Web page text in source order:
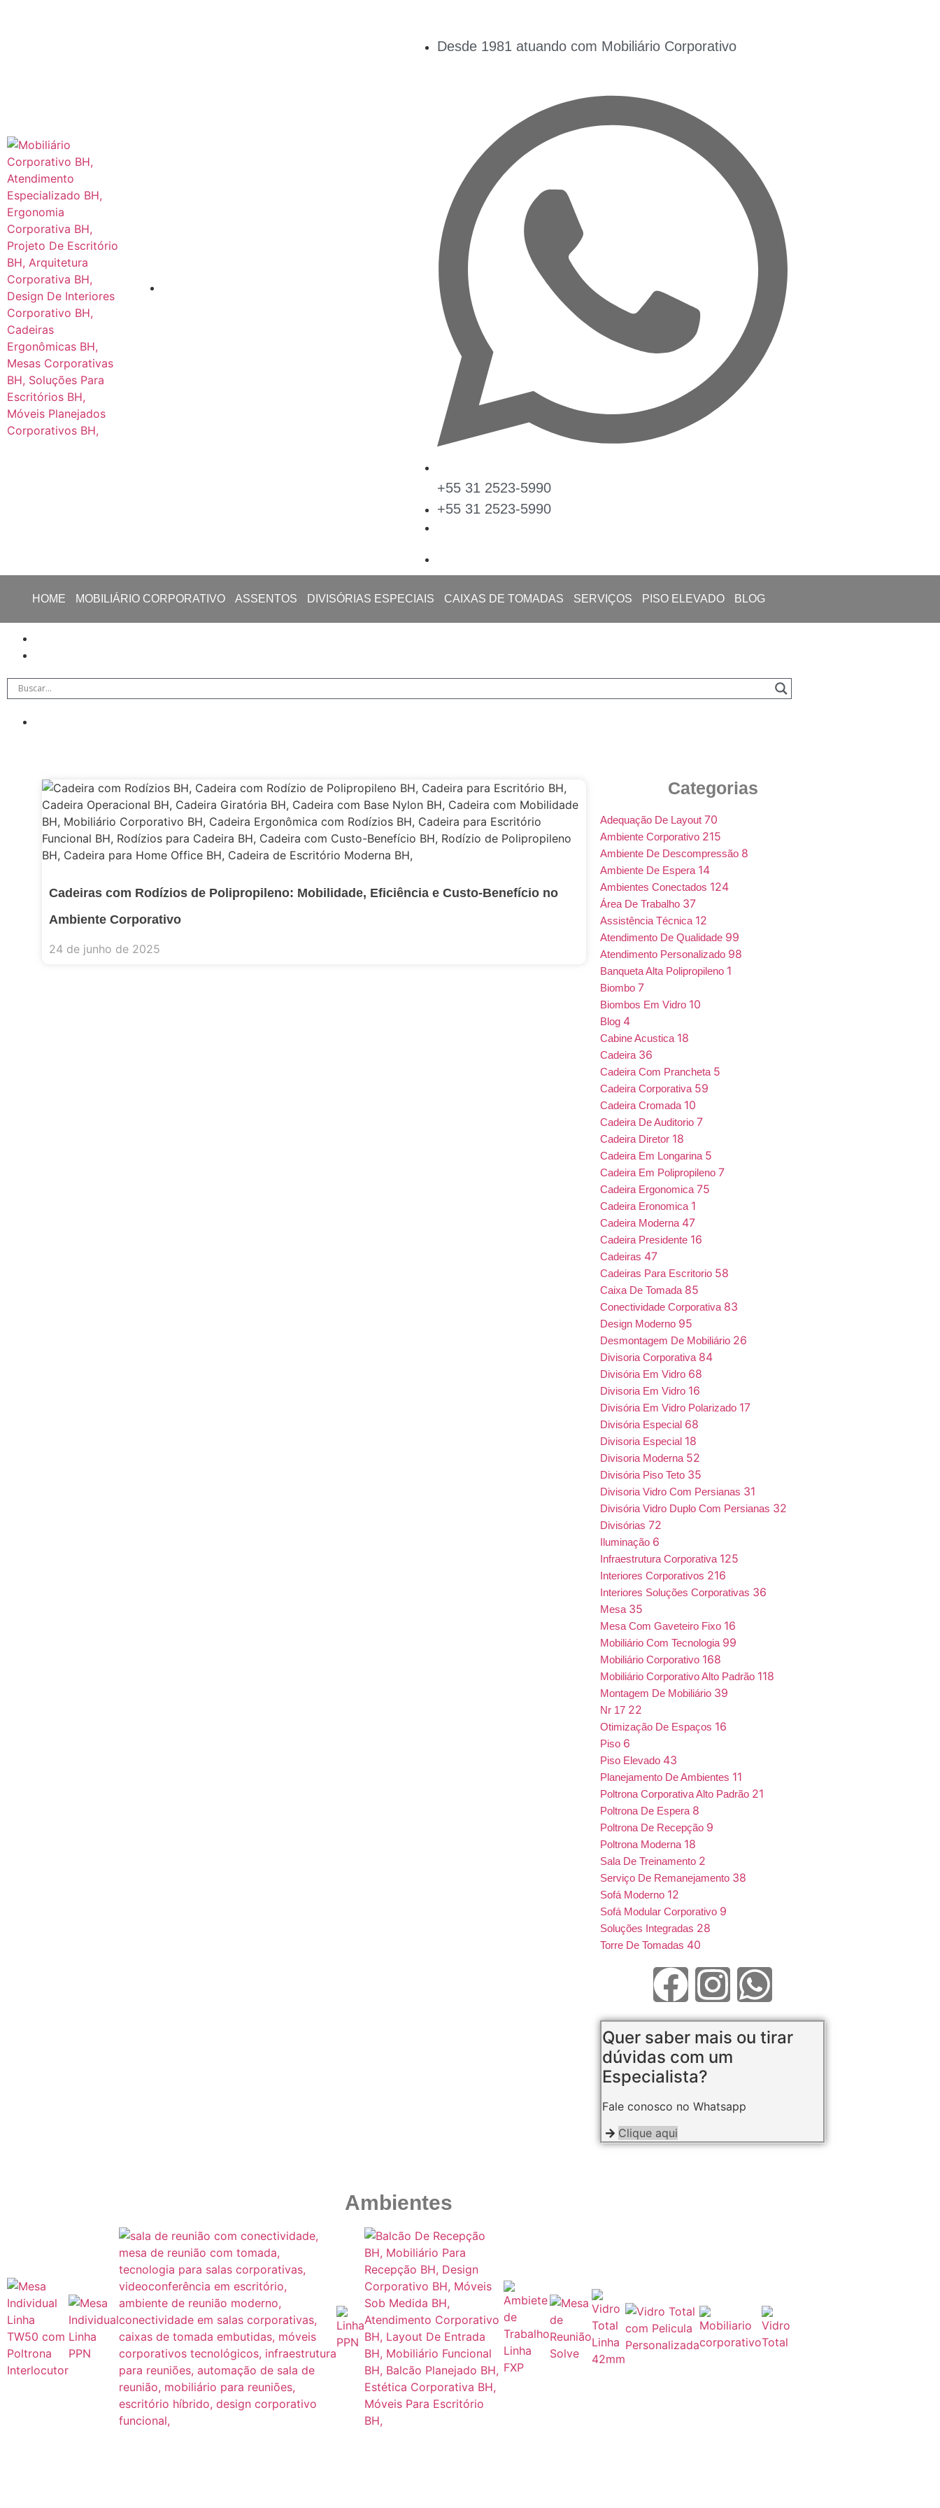
Desde 1981 atuando com Mobiliário Corporativo
+55 31 2523-5990
+55 31 2523-5990
HOME MOBILIÁRIO CORPORATIVO ASSENTOS DIVISÓRIAS ESPECIAIS CAIXAS DE TOMADAS SERVIÇOS PISO ELEVADO BLOG
Cadeiras com Rodízios de Polipropileno: Mobilidade, Eficiência e Custo-Benefício no
Ambiente Corporativo
24 de junho de 2025
Categorias
Adequação De Layout 70
Ambiente Corporativo 215
Ambiente De Descompressão 8
Ambiente De Espera 14
Ambientes Conectados 124
Área De Trabalho 37
Assistência Técnica 12
Atendimento De Qualidade 99
Atendimento Personalizado 98
Banqueta Alta Polipropileno 1
Biombo 7
Biombos Em Vidro 10
Blog 4
Cabine Acustica 18
Cadeira 36
Cadeira Com Prancheta 5
Cadeira Corporativa 59
Cadeira Cromada 10
Cadeira De Auditorio 7
Cadeira Diretor 18
Cadeira Em Longarina 5
Cadeira Em Polipropileno 7
Cadeira Ergonomica 75
Cadeira Eronomica 1
Cadeira Moderna 47
Cadeira Presidente 16
Cadeiras 47
Cadeiras Para Escritorio 58
Caixa De Tomada 85
Conectividade Corporativa 83
Design Moderno 95
Desmontagem De Mobiliário 26
Divisoria Corporativa 84
Divisória Em Vidro 68
Divisoria Em Vidro 16
Divisória Em Vidro Polarizado 17
Divisória Especial 68
Divisoria Especial 18
Divisoria Moderna 52
Divisória Piso Teto 35
Divisoria Vidro Com Persianas 31
Divisória Vidro Duplo Com Persianas 32
Divisórias 72
Iluminação 6
Infraestrutura Corporativa 125
Interiores Corporativos 216
Interiores Soluções Corporativas 36
Mesa 35
Mesa Com Gaveteiro Fixo 16
Mobiliário Com Tecnologia 99
Mobiliário Corporativo 168
Mobiliário Corporativo Alto Padrão 118
Montagem De Mobiliário 39
Nr 17 22
Otimização De Espaços 16
Piso 6
Piso Elevado 43
Planejamento De Ambientes 11
Poltrona Corporativa Alto Padrão 21
Poltrona De Espera 8
Poltrona De Recepção 9
Poltrona Moderna 18
Sala De Treinamento 2
Serviço De Remanejamento 38
Sofá Moderno 12
Sofá Modular Corporativo 9
Soluções Integradas 28
Torre De Tomadas 40
Quer saber mais ou tirar
dúvidas com um
Especialista?
Fale conosco no Whatsapp
Clique aqui
Ambientes